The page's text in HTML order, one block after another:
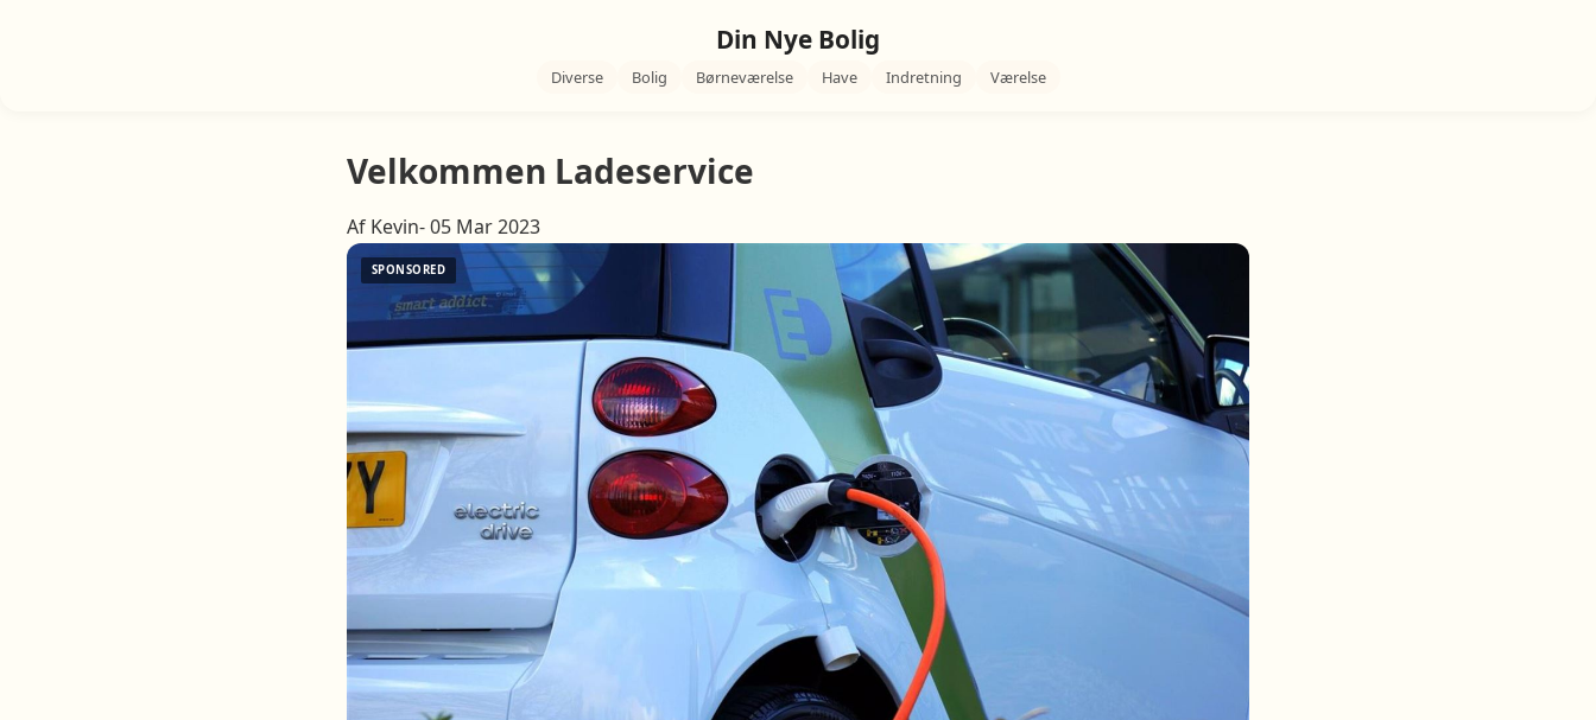
Din Nye Bolig
Diverse Bolig Børneværelse Have Indretning Værelse
Velkommen Ladeservice
Af Kevin- 05 Mar 2023